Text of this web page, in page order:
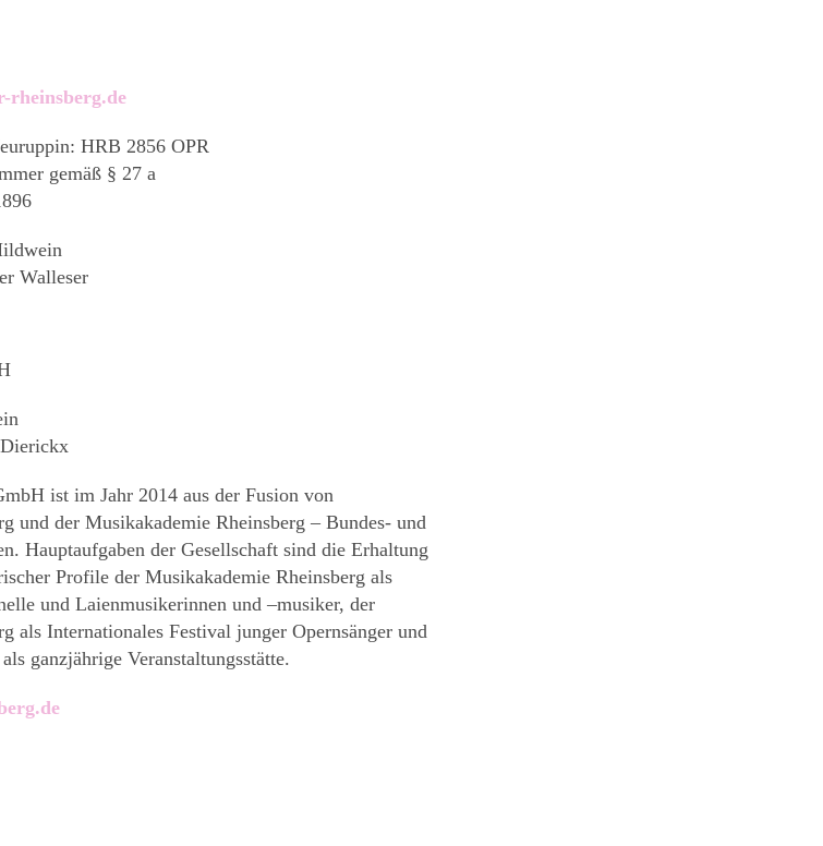
rheinsberg.de
HRB 2856 OPR
gemäß § 27 a
Walleser
ist im Jahr 2014 aus der Fusion von
und der Musikakademie Rheinsberg – Bundes- und
Hauptaufgaben der Gesellschaft sind die Erhaltung
Profile der Musikakademie Rheinsberg als
und Laienmusikerinnen und –musiker, der
als Internationales Festival junger Opernsänger und
ganzjährige Veranstaltungsstätte.